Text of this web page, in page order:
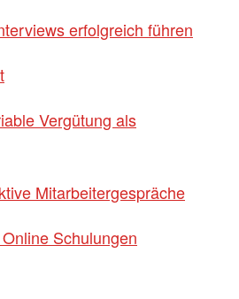
erfolgreich führen
Vergütung als
Mitarbeitergespräche
Schulungen